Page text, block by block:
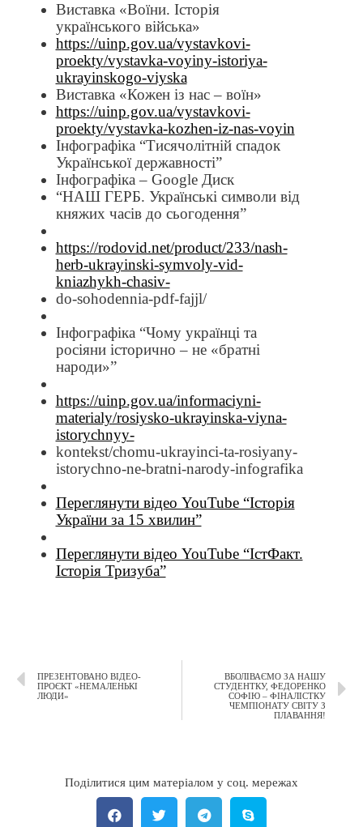
Виставка «Воїни. Історія
українського війська»
https://uinp.gov.ua/vystavkovi-
proekty/vystavka-voyiny-istoriya-
ukrayinskogo-viyska
Виставка «Кожен із нас – воїн»
https://uinp.gov.ua/vystavkovi-
proekty/vystavka-kozhen-iz-nas-voyin
Інфографіка “Тисячолітній спадок
Української державності”
Інфографіка – Google Диск
“НАШ ГЕРБ. Українські символи від
княжих часів до сьогодення”
https://rodovid.net/product/233/nash-
herb-ukrayinski-symvoly-vid-
kniazhykh-chasiv-
do-sohodennia-pdf-fajjl/
Інфографіка “Чому українці та
росіяни історично – не «братні
народи»”
https://uinp.gov.ua/informaciyni-
materialy/rosiysko-ukrayinska-viyna-
istorychnyy-
kontekst/chomu-ukrayinci-ta-rosiyany-
istorychno-ne-bratni-narody-infografika
Переглянути відео YouTube “Історія
України за 15 хвилин”
Переглянути відео YouTube “ІстФакт.
Історія Тризуба”
ПРЕЗЕНТОВАНО ВІДЕО-
ПРОЄКТ «НЕМАЛЕНЬКІ
ЛЮДИ»
ВБОЛІВАЄМО ЗА НАШУ
СТУДЕНТКУ, ФЕДОРЕНКО
СОФІЮ – ФІНАЛІСТКУ
ЧЕМПІОНАТУ СВІТУ З
ПЛАВАННЯ!
Поділитися цим матеріалом у соц. мережах